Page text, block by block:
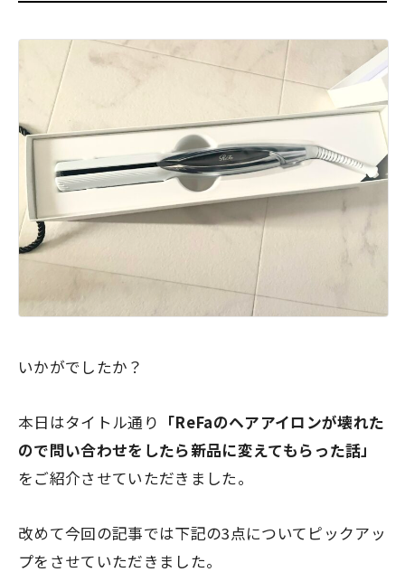
いかがでしたか？
本日はタイトル通り 「ReFaのヘアアイロンが壊れた
ので問い合わせをしたら新品に変えてもらった話」
をご紹介させていただきました。
改めて今回の記事では下記の3点についてピックアッ
プをさせていただきました。